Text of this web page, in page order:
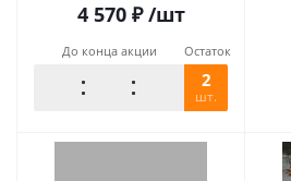
4 570₽ /шт
До конца акции Остаток
2
шт.